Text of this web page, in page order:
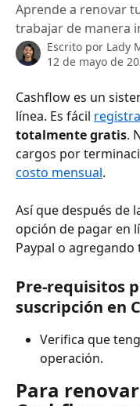
Aprende a renovar
trabajar de manera
Escrito por Lady
12 de mayo de
Cashflow es un
línea. Es fácil
totalmente gratis.
cargos por
costo mensual.
Así que después de
opción de pagar en
Paypal o
Pre-requisitos
suscripción en
Verifica que
operación.
Para